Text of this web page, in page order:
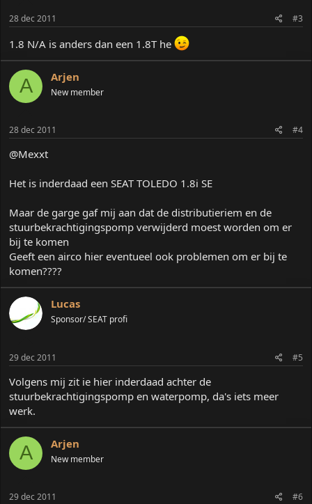
28 dec 2011 #3
1.8 N/A is anders dan een 1.8T he
A Arjen
New member
28 dec 2011 #4
@Mexxt
Het is inderdaad een SEAT TOLEDO 1.8i SE
Maar de garge gaf mij aan dat de distributieriem en de
stuurbekrachtigingspomp verwijderd moest worden om er
bij te komen
Geeft een airco hier eventueel ook problemen om er bij te
komen????
Lucas
Sponsor/ SEAT profi
29 dec 2011 #5
Volgens mij zit ie hier inderdaad achter de
stuurbekrachtigingspomp en waterpomp, da's iets meer
werk.
A Arjen
New member
29 dec 2011 #6